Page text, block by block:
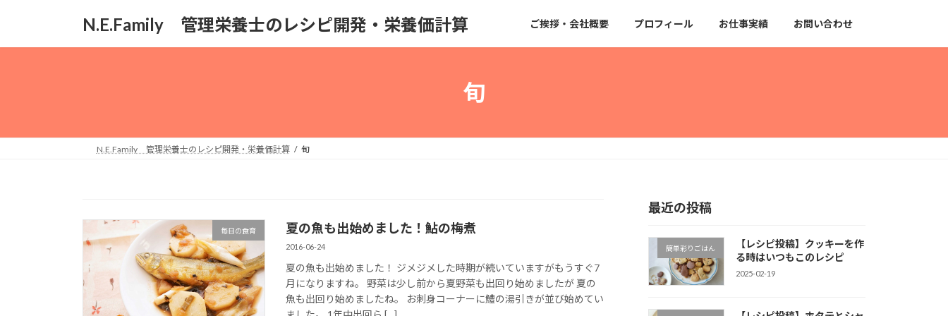
N.E.Family 管理栄養士のレシピ開発・栄養価計算 ご挨拶・会社概要 プロフィール お仕事実績 お問い合わせ
旬
N.E.Family 管理栄養士のレシピ開発・栄養価計算 旬
毎日の食育 夏の魚も出始めました！鮎の梅煮
2016-06-24
夏の魚も出始めました！ ジメジメした時期が続いていますがもうすぐ7
月になりますね。 野菜は少し前から夏野菜も出回り始めましたが 夏の
魚も出回り始めましたね。 お刺身コーナーに鱧の湯引きが並び始めてい
最近の投稿
簡単彩りごはん
【レシピ投稿】クッキーを作
る時はいつもこのレシピ
2025-02-19